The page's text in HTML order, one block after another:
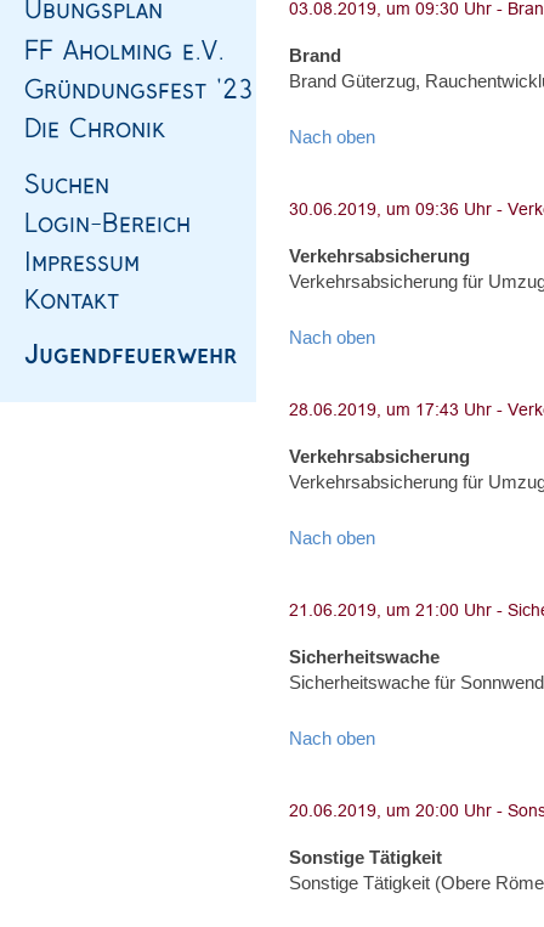
Brand
Brand Güterzug,
Nach oben
Verkehrsabsicherung
Verkehrsabsicherung für
Nach oben
Verkehrsabsicherung
Verkehrsabsicherung für
Nach oben
Sicherheitswache
Sicherheitswache für
Nach oben
Sonstige Tätigkeit
Sonstige Tätigkeit (Obere